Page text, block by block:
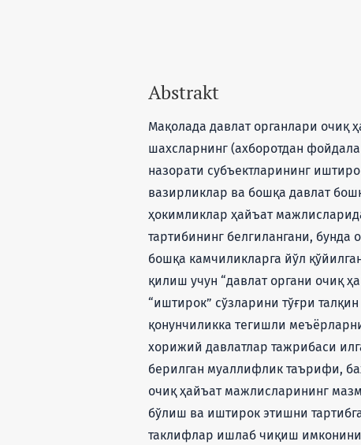
Abstrakt
Мақолада давлат органлари
шахсларнинг (ахборотдан
назорати субъектларининг
вазирликлар ва бошқа давлат
ҳокимликлар ҳайъат
тартибининг белгилангани,
бошқа камчиликларга йўл
қилиш учун “давлат органи очиқ
“иштирок” сўзларини тўғри
қонунчиликка тегишли
хорижий давлатлар тажрибаси
берилган муаллифлик таърифи,
очиқ ҳайъат мажлисларининг
бўлиш ва иштирок этишни
таклифлар ишлаб чиқиш